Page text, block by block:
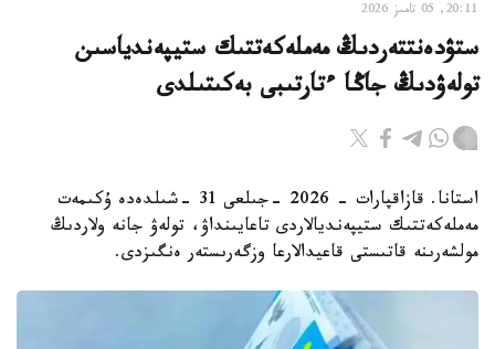
20:11, 05 تامىز 2026
ستۋدەنتتەردىڭ مەملەكەتتىك ستيپەندياسىن
تولەۋدىڭ جاڭا ءتارتىبى بەكىتىلدى
استانا. قازاقپارات - 2026 -جىلعى 31 -شىلدەدە ۇكىمەت
مەملەكەتتىك ستيپەنديالاردى تاعايىنداۋ، تولەۋ جانە ولاردىڭ
مولشەرىنە قاتىستى قاعيدالارعا وزگەرىستەر ەنگىزدى.